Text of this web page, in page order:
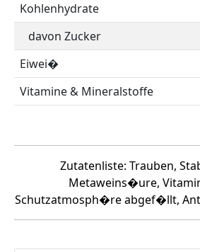
Kohlenhydrate
davon Zucker
Eiwei�
Vitamine & Mineralstoffe
Zutatenliste: Trauben,
Metaweins�ure,
Schutzatmosph�re abgef�llt,